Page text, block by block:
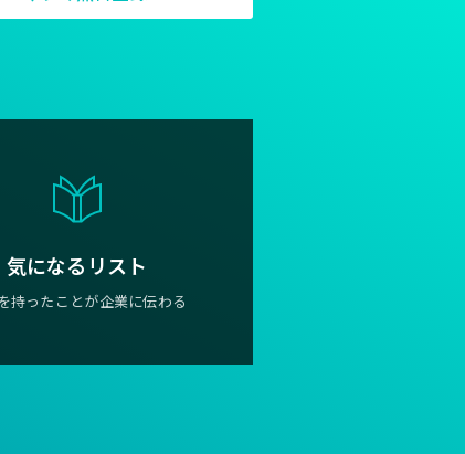
気になるリスト
持ったことが企業に伝わる